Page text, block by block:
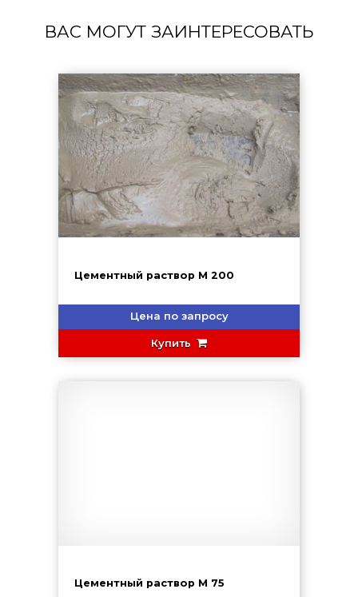
ВАС МОГУТ ЗАИНТЕРЕСОВАТЬ
Цементный раствор М 200
Цена по запросу
Купить
Цементный раствор М 75